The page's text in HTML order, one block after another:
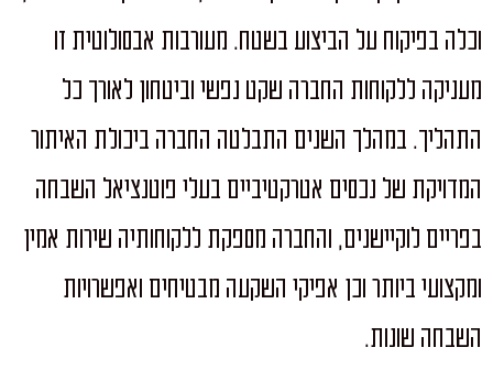
וכלה בפיקוח על הביצוע בשטח. מעורבות אבסולוטית זו
מעניקה ללקוחות החברה שקט נפשי וביטחון לאורך כל
התהליך. במהלך השנים התבלטה החברה ביכולת האיתור
המדויקת של נכסים אטרקטיביים בעלי פוטנציאל השבחה
בפריים לוקיישנים, והחברה מספקת ללקוחותיה שירות אמין
ומקצועי ביותר וכן אפיקי השקעה מבטיחים ואפשרויות
השבחה שונות.